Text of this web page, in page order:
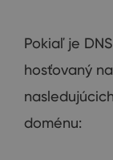
Pokiaľ je
hosťovaný
doménu: